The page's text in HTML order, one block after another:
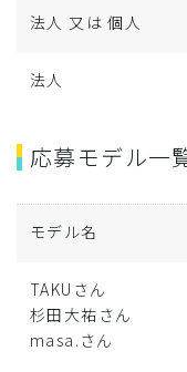
法人 又は 個人
法人
応募モデル一
モデル名
TAKUさん
杉田大祐さん
masa.さん